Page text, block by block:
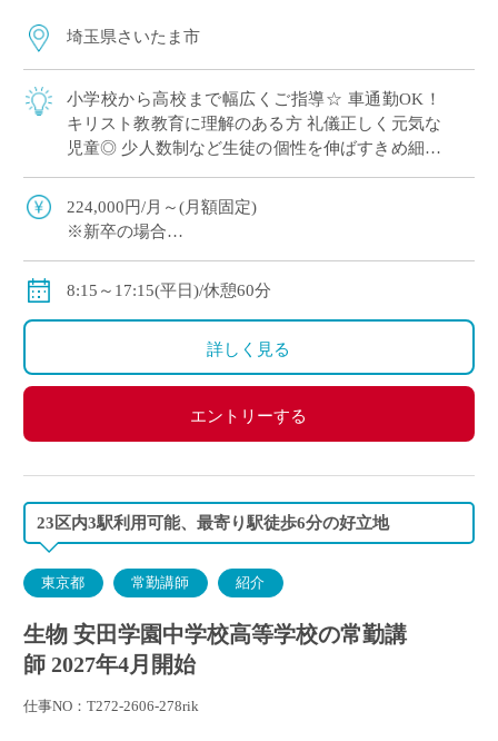
埼玉県さいたま市
小学校から高校まで幅広くご指導☆ 車通勤OK！
キリスト教教育に理解のある方 礼儀正しく元気な
児童◎ 少人数制など生徒の個性を伸ばすきめ細や
224,000円/月～(月額固定)
※新卒の場合
8:15～17:15(平日)/休憩60分
詳しく見る
エントリーする
23区内3駅利用可能、最寄り駅徒歩6分の好立地
東京都 常勤講師 紹介
生物 安田学園中学校高等学校の常勤講
師 2027年4月開始
仕事NO：T272-2606-278rik